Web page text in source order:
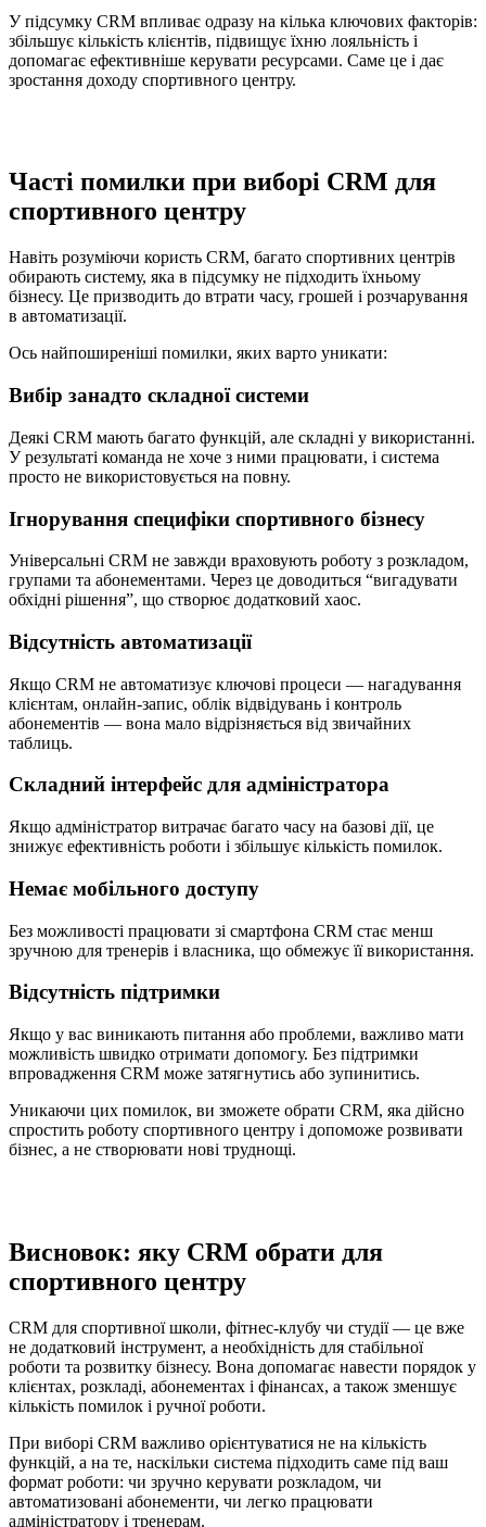
У підсумку CRM впливає одразу на кілька ключових факторів:
збільшує кількість клієнтів, підвищує їхню лояльність і
допомагає ефективніше керувати ресурсами. Саме це і дає
зростання доходу спортивного центру.
Часті помилки при виборі CRM для
спортивного центру
Навіть розуміючи користь CRM, багато спортивних центрів
обирають систему, яка в підсумку не підходить їхньому
бізнесу. Це призводить до втрати часу, грошей і розчарування
в автоматизації.
Ось найпоширеніші помилки, яких варто уникати:
Вибір занадто складної системи
Деякі CRM мають багато функцій, але складні у використанні.
У результаті команда не хоче з ними працювати, і система
просто не використовується на повну.
Ігнорування специфіки спортивного бізнесу
Універсальні CRM не завжди враховують роботу з розкладом,
групами та абонементами. Через це доводиться “вигадувати
обхідні рішення”, що створює додатковий хаос.
Відсутність автоматизації
Якщо CRM не автоматизує ключові процеси — нагадування
клієнтам, онлайн-запис, облік відвідувань і контроль
абонементів — вона мало відрізняється від звичайних
таблиць.
Складний інтерфейс для адміністратора
Якщо адміністратор витрачає багато часу на базові дії, це
знижує ефективність роботи і збільшує кількість помилок.
Немає мобільного доступу
Без можливості працювати зі смартфона CRM стає менш
зручною для тренерів і власника, що обмежує її використання.
Відсутність підтримки
Якщо у вас виникають питання або проблеми, важливо мати
можливість швидко отримати допомогу. Без підтримки
впровадження CRM може затягнутись або зупинитись.
Уникаючи цих помилок, ви зможете обрати CRM, яка дійсно
спростить роботу спортивного центру і допоможе розвивати
бізнес, а не створювати нові труднощі.
Висновок: яку CRM обрати для
спортивного центру
CRM для спортивної школи, фітнес-клубу чи студії — це вже
не додатковий інструмент, а необхідність для стабільної
роботи та розвитку бізнесу. Вона допомагає навести порядок у
клієнтах, розкладі, абонементах і фінансах, а також зменшує
кількість помилок і ручної роботи.
При виборі CRM важливо орієнтуватися не на кількість
функцій, а на те, наскільки система підходить саме під ваш
формат роботи: чи зручно керувати розкладом, чи
автоматизовані абонементи, чи легко працювати
адміністратору і тренерам.